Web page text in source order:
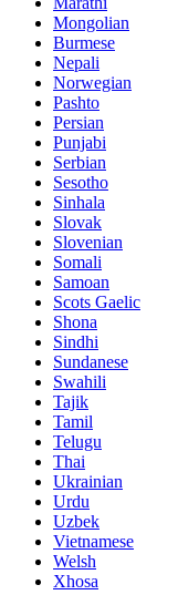
Mongolian
Burmese
Nepali
Norwegian
Pashto
Persian
Punjabi
Serbian
Sesotho
Sinhala
Slovak
Slovenian
Somali
Samoan
Scots Gaelic
Shona
Sindhi
Sundanese
Swahili
Tajik
Tamil
Telugu
Thai
Ukrainian
Urdu
Uzbek
Vietnamese
Welsh
Xhosa